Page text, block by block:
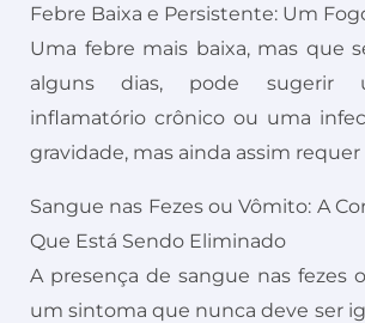
Febre Baixa e Persistente: Um
Uma febre mais baixa, mas que
alguns dias, pode sugerir
inflamatório crônico ou uma
gravidade, mas ainda assim
Sangue nas Fezes ou Vômito: A
Que Está Sendo Eliminado
A presença de sangue nas fezes
um sintoma que nunca deve ser